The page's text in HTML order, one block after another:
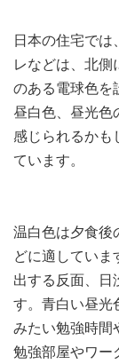
日本の住宅では
レなどは、北側
のある電球色を
昼白色、昼光色
感じられるかも
ています。
温白色は夕食後
どに適してい
出する反面、日
す。青白い昼光
みたい勉強時間
勉強部屋やワー